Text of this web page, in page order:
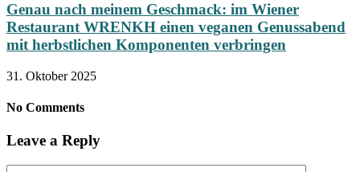
Genau nach meinem Geschmack: im Wiener
Restaurant WRENKH einen veganen Genussabend
mit herbstlichen Komponenten verbringen
31. Oktober 2025
No Comments
Leave a Reply